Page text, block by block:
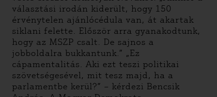
választási irodán kiderült, hogy 150
érvénytelen ajánlócédula van, át akartak
siklani felette. Először arra gyanakodtunk,
hogy az MSZP csalt. De sajnos a
jobboldalra bukkantunk.” „Ez
cápamentalitás. Aki ezt teszi politikai
szövetségesével, mit tesz majd, ha a
parlamentbe kerül?” – kérdezi Bencsik